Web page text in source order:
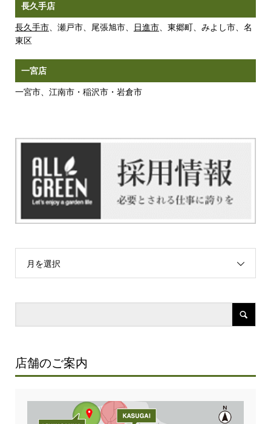
長久手店
長久手市、瀬戸市、尾張旭市、 日進市、東郷町、みよし市、名
東区
一宮店
一宮市、江南市・稲沢市・岩倉市
月を選択
店舗のご案内